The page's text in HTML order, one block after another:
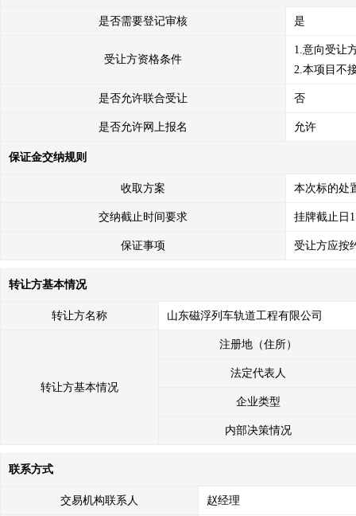
是否需要登记审核 是
受让方资格条件
1.意向受让
2.本项目不
是否允许联合受让 否
是否允许网上报名 允许
保证金交纳规则
收取方案 本次标的处
交纳截止时间要求 挂牌截止日
保证事项 受让方应按
转让方基本情况
转让方名称 山东磁浮列车轨道工程有限公司
转让方基本情况
注册地（住所）
法定代表人
企业类型
内部决策情况
联系方式
交易机构联系人 赵经理